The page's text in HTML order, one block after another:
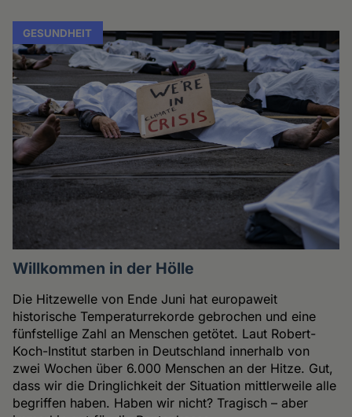
GESUNDHEIT
Willkommen in der Hölle
Die Hitzewelle von Ende Juni hat europaweit
historische Temperaturrekorde gebrochen und eine
fünfstellige Zahl an Menschen getötet. Laut Robert-
Koch-Institut starben in Deutschland innerhalb von
zwei Wochen über 6.000 Menschen an der Hitze. Gut,
dass wir die Dringlichkeit der Situation mittlerweile alle
begriffen haben. Haben wir nicht? Tragisch – aber